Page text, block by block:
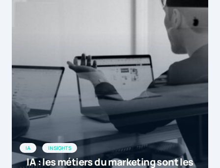
IA INSIGHTS
IA : les métiers du marketing sont les